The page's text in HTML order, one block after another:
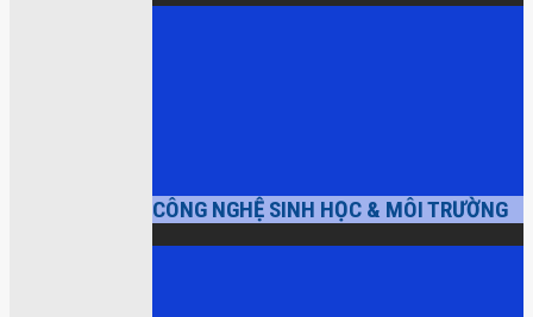
CÔNG NGHỆ SINH HỌC & MÔI TRƯỜNG